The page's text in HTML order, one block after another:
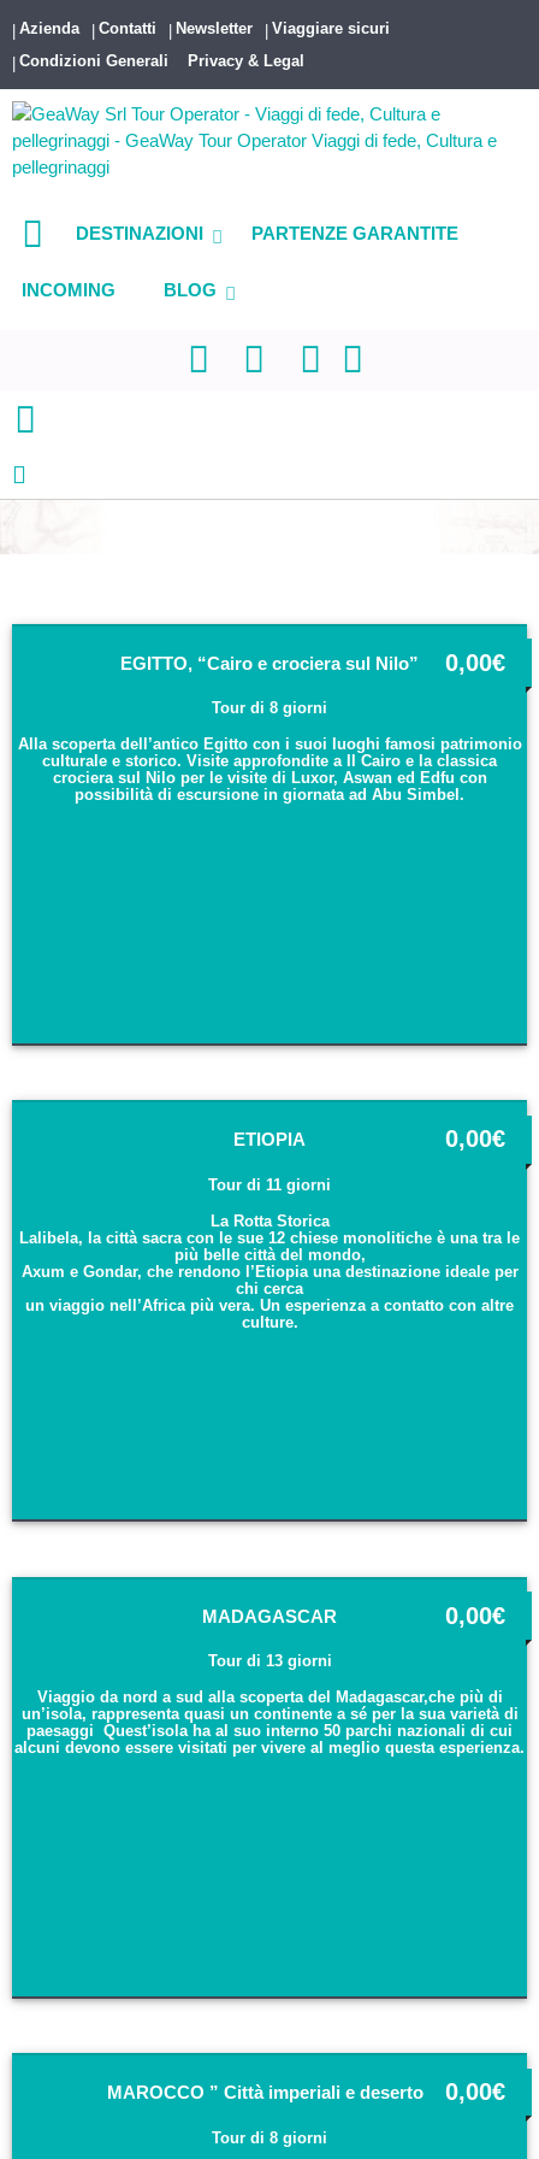
Azienda Contatti Newsletter
Viaggiare sicuri
Condizioni Generali
Privacy & Legal
DESTINAZIONI PARTENZE GARANTITE
INCOMING BLOG
EGITTO, “Cairo e crociera sul Nilo”
Tour di 8 giorni
Alla scoperta dell’antico Egitto con i suoi luoghi famosi patrimonio
culturale e storico. Visite approfondite a Il Cairo e la classica
crociera sul Nilo per le visite di Luxor, Aswan ed Edfu con
possibilità di escursione in giornata ad Abu Simbel.
0,00€
ETIOPIA
Tour di 11 giorni
La Rotta Storica
Lalibela, la città sacra con le sue 12 chiese monolitiche è una tra le
più belle città del mondo,
Axum e Gondar, che rendono l’Etiopia una destinazione ideale per
chi cerca
un viaggio nell’Africa più vera. Un esperienza a contatto con altre
culture.
0,00€
MADAGASCAR
Tour di 13 giorni
Viaggio da nord a sud alla scoperta del Madagascar,che più di
un’isola, rappresenta quasi un continente a sé per la sua varietà di
paesaggi Quest’isola ha al suo interno 50 parchi nazionali di cui
alcuni devono essere visitati per vivere al meglio questa esperienza.
0,00€
MAROCCO ” Città imperiali e deserto”
Tour di 8 giorni
0,00€